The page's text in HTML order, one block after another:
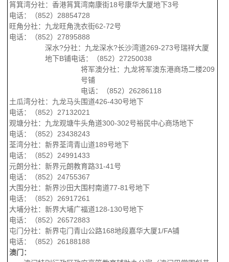
筲箕湾分社：香港筲箕湾南康街18号康华大厦地下3号
电话：（852） 28854728
旺角分社：九龙旺角洗衣街62-72号
电话：（852） 27895888
深水?分社：九龙深水?长沙湾道269-273号瑞祥大厦
地下B铺电话：（852） 27250038
将军澳分社：九龙将军澳东港商场二楼209
号铺
电话：（852） 26286118
土瓜湾分社：九龙马头围道426-430号地下
电话：（852） 27132021
观塘分社：九龙观塘牛头角道300-302号裕民中心商场地下
电话：（852） 23438243
荃湾分社：新界荃湾青山道189号地下
电话：（852） 24991433
元朗分社：新界元朗教育路31-41 号
电话：（852） 24755367
大围分社：新界沙田大围村南道77-81 号地下
电话：（852） 26917261
大埔分社：新界大埔广福道128-130号地下
电话：（852） 26572883
屯门分社：新界屯门青山公路168地段嘉华大厦1/FA铺
电话：（852） 26188188
澳门：